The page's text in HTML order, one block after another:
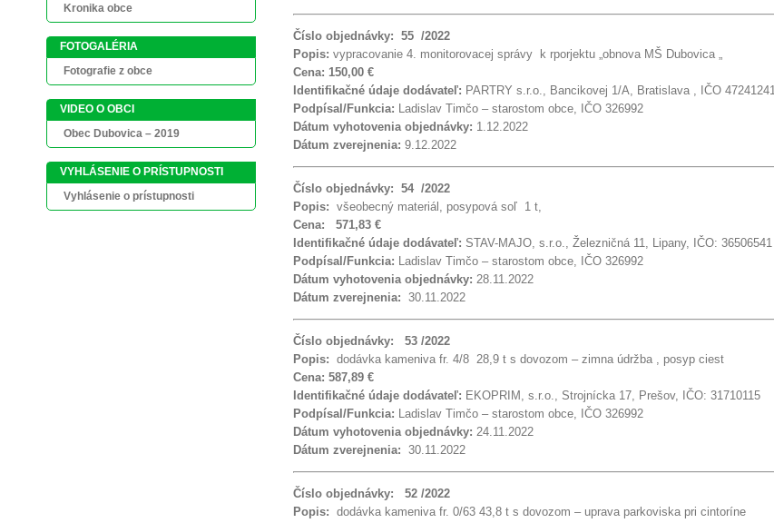
Číslo objednávky: 55 /2022
Popis: vypracovanie 4. monitorovacej správy k rporjektu „obnova MŠ Dubovica „
Cena: 150,00 €
Identifikačné údaje dodávateľ: PARTRY s.r.o., Bancikovej 1/A, Bratislava , IČO 47241241
Podpísal/Funkcia: Ladislav Timčo – starostom obce, IČO 326992
Dátum vyhotovenia objednávky: 1.12.2022
Dátum zverejnenia: 9.12.2022
Číslo objednávky: 54 /2022
Popis: všeobecný materiál, posypová soľ 1 t,
Cena: 571,83 €
Identifikačné údaje dodávateľ: STAV-MAJO, s.r.o., Železničná 11, Lipany, IČO: 36506541
Podpísal/Funkcia: Ladislav Timčo – starostom obce, IČO 326992
Dátum vyhotovenia objednávky: 28.11.2022
Dátum zverejnenia: 30.11.2022
Číslo objednávky: 53 /2022
Popis: dodávka kameniva fr. 4/8 28,9 t s dovozom – zimna údržba , posyp ciest
Cena: 587,89 €
Identifikačné údaje dodávateľ: EKOPRIM, s.r.o., Strojnícka 17, Prešov, IČO: 31710115
Podpísal/Funkcia: Ladislav Timčo – starostom obce, IČO 326992
Dátum vyhotovenia objednávky: 24.11.2022
Dátum zverejnenia: 30.11.2022
Číslo objednávky: 52 /2022
Popis: dodávka kameniva fr. 0/63 43,8 t s dovozom – uprava parkoviska pri cintoríne
Kronika obce
FOTOGALÉRIA
Fotografie z obce
VIDEO O OBCI
Obec Dubovica – 2019
VYHLÁSENIE O PRÍSTUPNOSTI
Vyhlásenie o prístupnosti